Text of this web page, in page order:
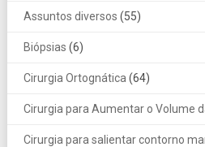
Assuntos diversos (55)
Biópsias (6)
Cirurgia Ortognática (64)
Cirurgia para Aumentar o Volume
Cirurgia para salientar contorno